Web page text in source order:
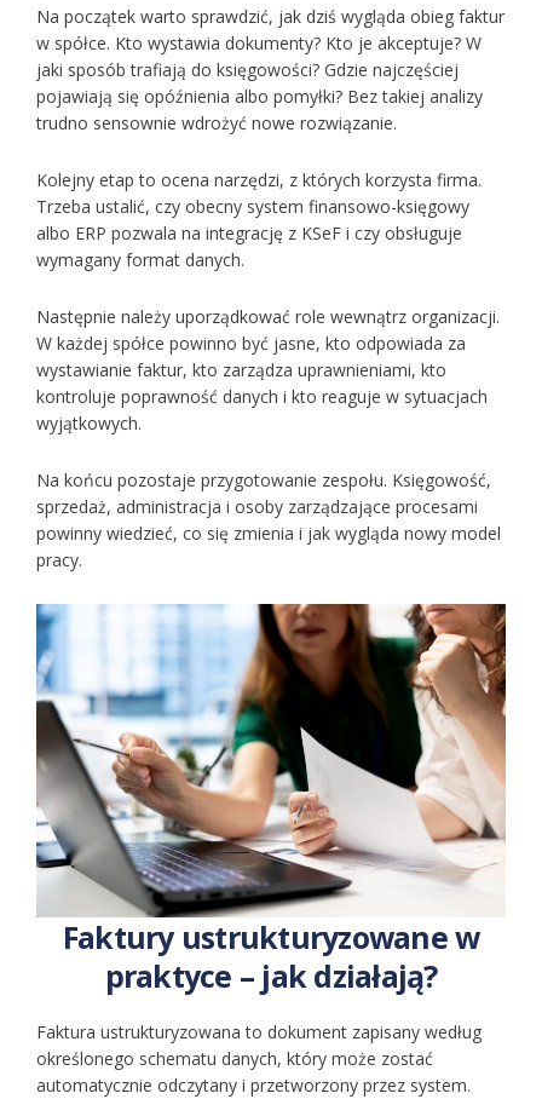
Na początek warto sprawdzić, jak dziś wygląda obieg faktur
w spółce. Kto wystawia dokumenty? Kto je akceptuje? W
jaki sposób trafiają do księgowości? Gdzie najczęściej
pojawiają się opóźnienia albo pomyłki? Bez takiej analizy
trudno sensownie wdrożyć nowe rozwiązanie.
Kolejny etap to ocena narzędzi, z których korzysta firma.
Trzeba ustalić, czy obecny system finansowo-księgowy
albo ERP pozwala na integrację z KSeF i czy obsługuje
wymagany format danych.
Następnie należy uporządkować role wewnątrz organizacji.
W każdej spółce powinno być jasne, kto odpowiada za
wystawianie faktur, kto zarządza uprawnieniami, kto
kontroluje poprawność danych i kto reaguje w sytuacjach
wyjątkowych.
Na końcu pozostaje przygotowanie zespołu. Księgowość,
sprzedaż, administracja i osoby zarządzające procesami
powinny wiedzieć, co się zmienia i jak wygląda nowy model
pracy.
Faktury ustrukturyzowane w
praktyce – jak działają?
Faktura ustrukturyzowana to dokument zapisany według
określonego schematu danych, który może zostać
automatycznie odczytany i przetworzony przez system.